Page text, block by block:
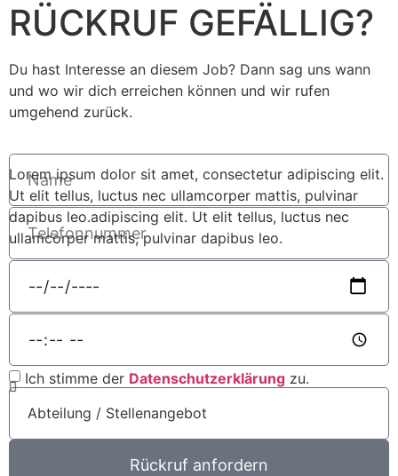
RÜCKRUF GEFÄLLIG?
Du hast Interesse an diesem Job? Dann sag uns wann
und wo wir dich erreichen können und wir rufen
umgehend zurück.
Lorem ipsum dolor sit amet, consectetur adipiscing elit.
Ut elit tellus, luctus nec ullamcorper mattis, pulvinar
dapibus leo.adipiscing elit. Ut elit tellus, luctus nec
ullamcorper mattis, pulvinar dapibus leo.
Ich stimme der Datenschutzerklärung zu.
Rückruf anfordern